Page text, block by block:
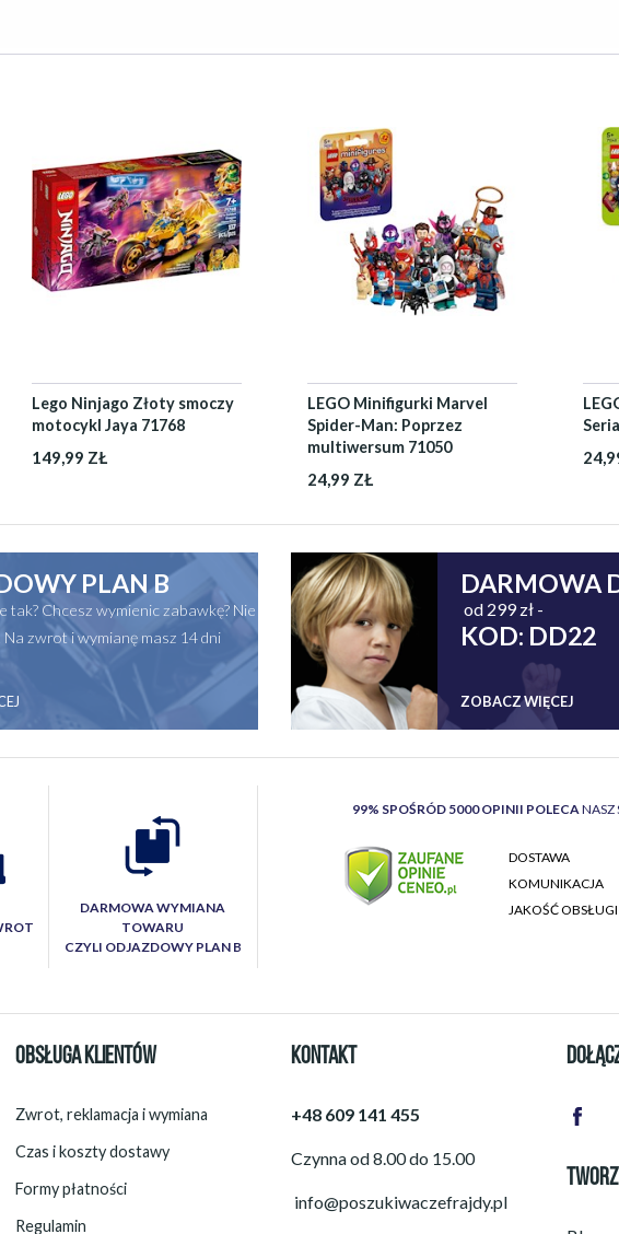
Lego Ninjago Złoty smoczy
motocykl Jaya 71768
149,99 ZŁ
LEGO Minifigurki Marvel
Spider-Man: Poprzez
multiwersum 71050
24,99 ZŁ
PLAN B
tak? Chcesz wymienic zabawkę? Nie
Na zwrot i wymianę masz 14 dni
DARMOWA
od 299 zł -
KOD: DD22
ZOBACZ WIĘCEJ
DARMOWA WYMIANA
TOWARU
CZYLI ODJAZDOWY PLAN B
99% SPOŚRÓD 5000 OPINII POLECA NASZ
DOSTAWA
KOMUNIKACJA
JAKOŚĆ OBSŁUGI
OBSŁUGA KLIENTÓW
Zwrot, reklamacja i wymiana
Czas i koszty dostawy
Formy płatności
Regulamin
KONTAKT
+48 609 141 455
Czynna od 8.00 do 15.00
info@poszukiwaczefrajdy.pl